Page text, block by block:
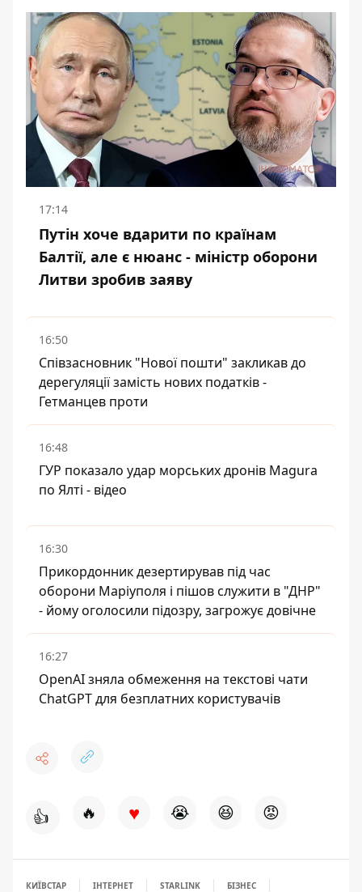
17:14
Путін хоче вдарити по країнам
Балтії, але є нюанс - міністр оборони
Литви зробив заяву
16:50
Співзасновник "Нової пошти" закликав до
дерегуляції замість нових податків -
Гетманцев проти
16:48
ГУР показало удар морських дронів Magura
по Ялті - відео
16:30
Прикордонник дезертирував під час
оборони Маріуполя і пішов служити в "ДНР"
- йому оголосили підозру, загрожує довічне
16:27
OpenAI зняла обмеження на текстові чати
ChatGPT для безплатних користувачів
👍 🔥 ♥ 😭 😆 😡
КИЇВСТАР ІНТЕРНЕТ STARLINK
БІЗНЕС